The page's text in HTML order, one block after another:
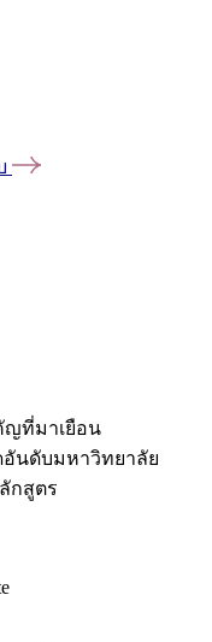
ที่มาเยือน
อันดับมหาวิทยาลัย
กสูตร